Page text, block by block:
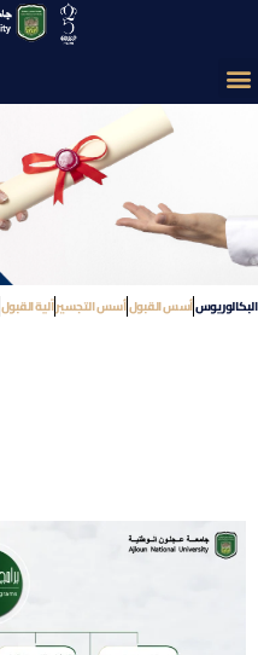
البكالوريوسأسس القبولأسس التجسيرآلية القبول